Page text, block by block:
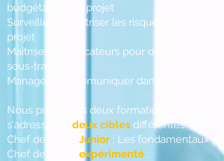
budgétaire d'un projet
Surveiller et maîtriser les risques d'un
projet
Maîtriser les indicateurs pour décider de
sous-traiter
Manager et communiquer dans le projet
Nous proposons deux formations
s'adressant à deux cibles différentes :
Chef de projet Junior : Les fondamentaux
Chef de projet expérimenté :